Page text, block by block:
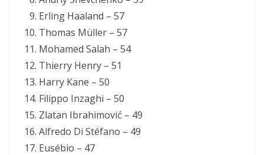
Erling Haaland – 57
Thomas Müller – 57
Mohamed Salah – 54
Thierry Henry – 51
Harry Kane – 50
Filippo Inzaghi – 50
Zlatan Ibrahimović – 49
Alfredo Di Stéfano – 49
Eusébio – 47